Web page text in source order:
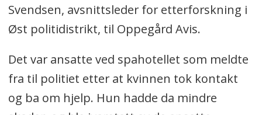
Svendsen, avsnittsleder for etterforskning i
Øst politidistrikt, til Oppegård Avis.
Det var ansatte ved spahotellet som meldte
fra til politiet etter at kvinnen tok kontakt
og ba om hjelp. Hun hadde da mindre